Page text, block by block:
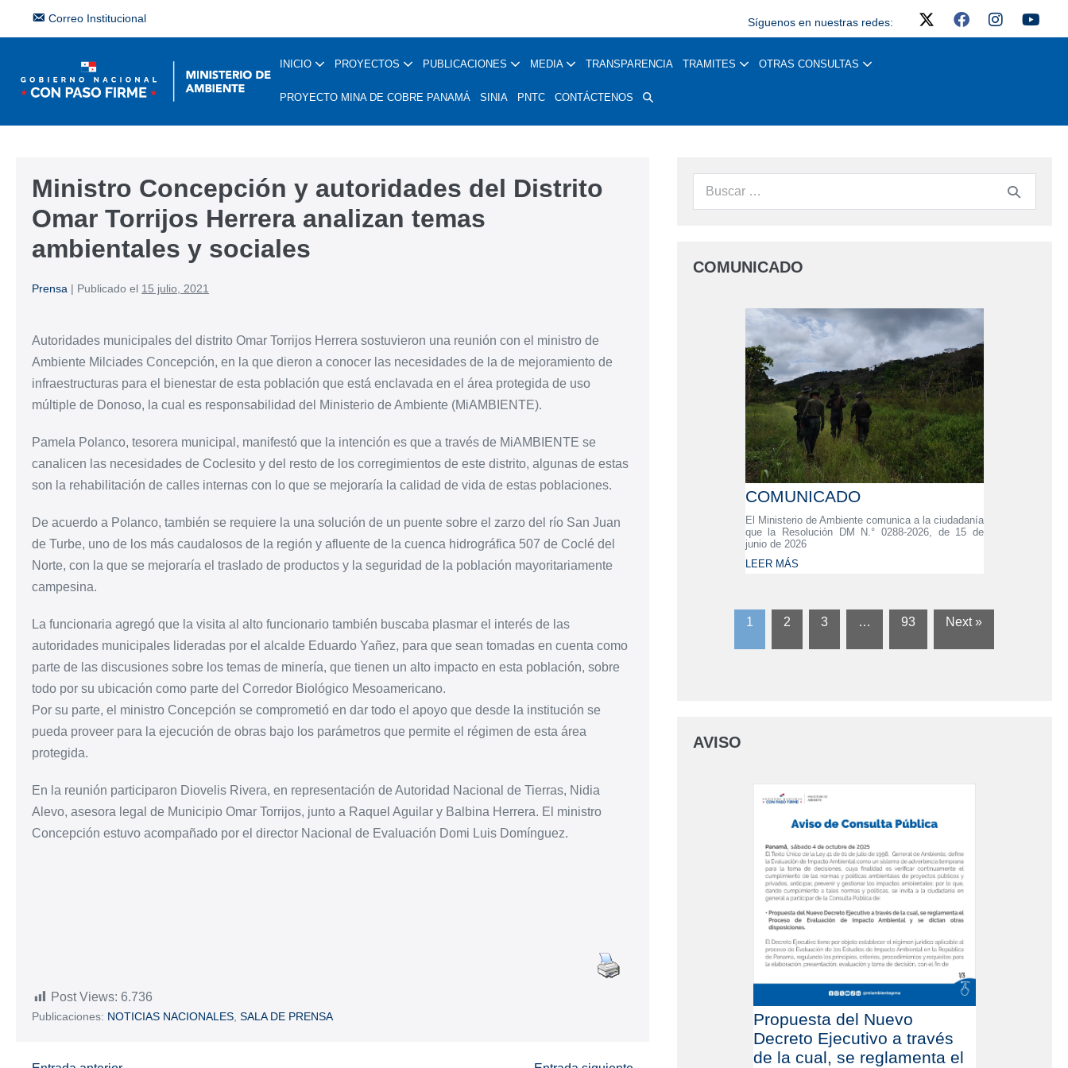
Correo Institucional Síguenos en nuestras redes:
INICIO PROYECTOS PUBLICACIONES MEDIA TRANSPARENCIA TRAMITES OTRAS CONSULTAS
PROYECTO MINA DE COBRE PANAMÁ SINIA PNTC CONTÁCTENOS
Ministro Concepción y autoridades del Distrito
Omar Torrijos Herrera analizan temas
ambientales y sociales
Prensa | Publicado el 15 julio, 2021
Autoridades municipales del distrito Omar Torrijos Herrera sostuvieron una reunión con el ministro de
Ambiente Milciades Concepción, en la que dieron a conocer las necesidades de la de mejoramiento de
infraestructuras para el bienestar de esta población que está enclavada en el área protegida de uso
múltiple de Donoso, la cual es responsabilidad del Ministerio de Ambiente (MiAMBIENTE).
Pamela Polanco, tesorera municipal, manifestó que la intención es que a través de MiAMBIENTE se
canalicen las necesidades de Coclesito y del resto de los corregimientos de este distrito, algunas de estas
son la rehabilitación de calles internas con lo que se mejoraría la calidad de vida de estas poblaciones.
De acuerdo a Polanco, también se requiere la una solución de un puente sobre el zarzo del río San Juan
de Turbe, uno de los más caudalosos de la región y afluente de la cuenca hidrográfica 507 de Coclé del
Norte, con la que se mejoraría el traslado de productos y la seguridad de la población mayoritariamente
campesina.
La funcionaria agregó que la visita al alto funcionario también buscaba plasmar el interés de las
autoridades municipales lideradas por el alcalde Eduardo Yañez, para que sean tomadas en cuenta como
parte de las discusiones sobre los temas de minería, que tienen un alto impacto en esta población, sobre
todo por su ubicación como parte del Corredor Biológico Mesoamericano.
Por su parte, el ministro Concepción se comprometió en dar todo el apoyo que desde la institución se
pueda proveer para la ejecución de obras bajo los parámetros que permite el régimen de esta área
protegida.
En la reunión participaron Diovelis Rivera, en representación de Autoridad Nacional de Tierras, Nidia
Alevo, asesora legal de Municipio Omar Torrijos, junto a Raquel Aguilar y Balbina Herrera. El ministro
Concepción estuvo acompañado por el director Nacional de Evaluación Domi Luis Domínguez.
Post Views: 6.736
Publicaciones: NOTICIAS NACIONALES SALA DE PRENSA
COMUNICADO
COMUNICADO
El Ministerio de Ambiente comunica a la ciudadanía
que la Resolución DM N.° 0288-2026, de 15 de
junio de 2026
LEER MÁS
1 2 3 … 93 Next »
AVISO
Propuesta del Nuevo
Decreto Ejecutivo a través
de la cual, se reglamenta el